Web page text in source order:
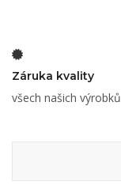
Záruka kvality
všech našich výrobků